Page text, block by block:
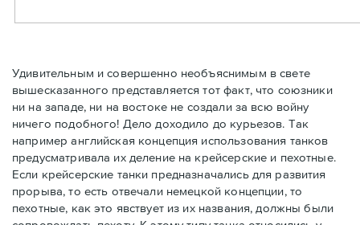
Удивительным и совершенно необъяснимым в свете
вышесказанного представляется тот факт, что союзники
ни на западе, ни на востоке не создали за всю войну
ничего подобного! Дело доходило до курьезов. Так
например английская концепция использования танков
предусматривала их деление на крейсерские и пехотные.
Если крейсерские танки предназначались для развития
прорыва, то есть отвечали немецкой концепции, то
пехотные, как это явствует из их названия, должны были